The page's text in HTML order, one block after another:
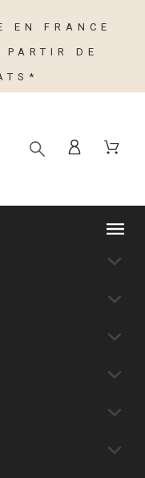
EN FRANCE
DE